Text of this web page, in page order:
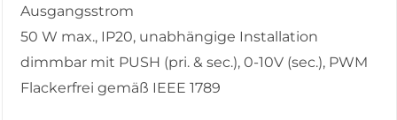
Ausgangsstrom
50 W max., IP20, unabhängige Installation
dimmbar mit PUSH (pri. & sec.), 0-10V (sec.), PWM
Flackerfrei gemäß IEEE 1789